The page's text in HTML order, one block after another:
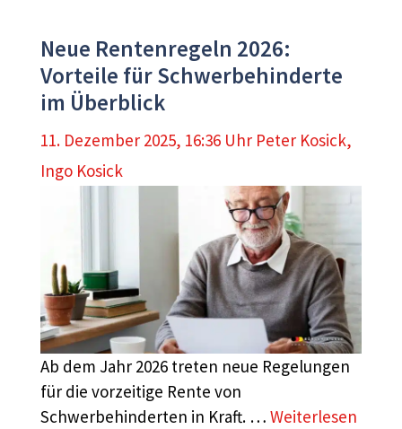
Neue Rentenregeln 2026:
Vorteile für Schwerbehinderte
im Überblick
11. Dezember 2025, 16:36 Uhr Peter Kosick,
Ingo Kosick
Ab dem Jahr 2026 treten neue Regelungen
für die vorzeitige Rente von
Schwerbehinderten in Kraft. … Weiterlesen